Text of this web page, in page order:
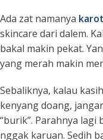
Ada zat namanya
skincare dari dalem.
bakal makin pekat.
yang merah makin
Sebaliknya, kalau
kenyang doang,
“burik”. Parahnya
nggak karuan. Sedih